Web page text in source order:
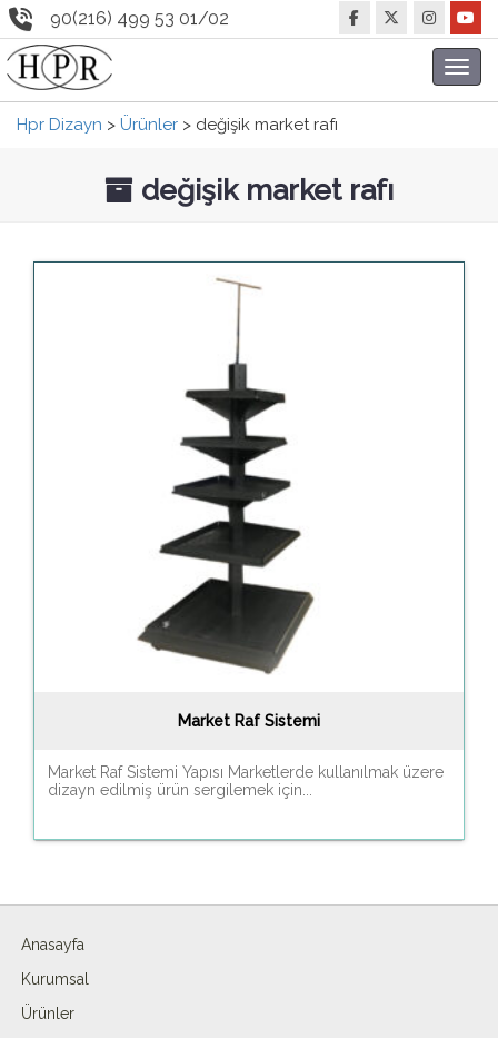
90(216) 499 53 01/02
Hpr Dizayn > Ürünler > değişik market rafı
değişik market rafı
Market Raf Sistemi
Market Raf Sistemi Yapısı Marketlerde kullanılmak üzere
dizayn edilmiş ürün sergilemek için...
Anasayfa
Kurumsal
Ürünler